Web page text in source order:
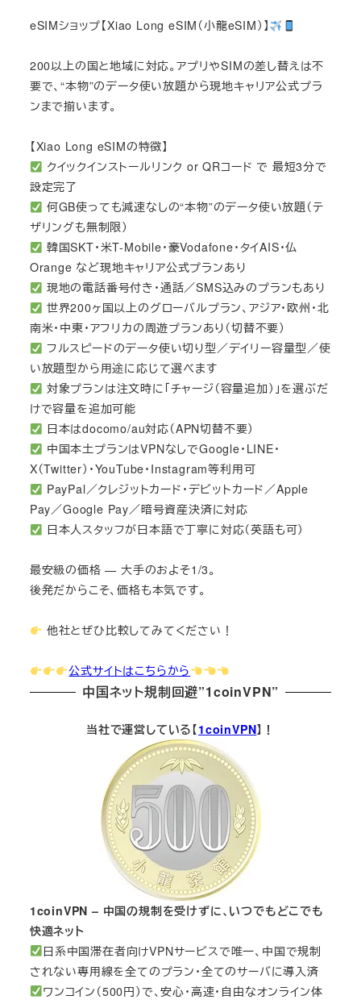
eSIMショップ【Xiao Long eSIM（小龍eSIM）】
200以上の国と地域に対応。アプリやSIMの差し替えは不
要で、“本物”のデータ使い放題から現地キャリア公式プラ
ンまで揃います。
【Xiao Long eSIMの特徴】
クイックインストールリンク or QRコード で 最短3分で
設定完了
何GB使っても減速なしの“本物”のデータ使い放題（テ
ザリングも無制限）
韓国SKT・米T-Mobile・豪Vodafone・タイAIS・仏
Orange など現地キャリア公式プランあり
現地の電話番号付き・通話／SMS込みのプランもあり
世界200ヶ国以上のグローバルプラン、アジア・欧州・北
南米・中東・アフリカの周遊プランあり（切替不要）
フルスピードのデータ使い切り型／デイリー容量型／使
い放題型から用途に応じて選べます
対象プランは注文時に「チャージ（容量追加）」を選ぶだ
けで容量を追加可能
日本はdocomo/au対応（APN切替不要）
中国本土プランはVPNなしでGoogle・LINE・
X（Twitter）・YouTube・Instagram等利用可
PayPal／クレジットカード・デビットカード／Apple
Pay／Google Pay／暗号資産決済に対応
日本人スタッフが日本語で丁寧に対応（英語も可）
最安級の価格 — 大手のおよそ1/3。
後発だからこそ、価格も本気です。
他社とぜひ比較してみてください！
公式サイトはこちらから
中国ネット規制回避”1coinVPN”
当社で運営している【1coinVPN】！
1coinVPN – 中国の規制を受けずに、いつでもどこでも
快適ネット
日系中国滞在者向けVPNサービスで唯一、中国で規制
されない専用線を全てのプラン・全てのサーバに導入済
ワンコイン（500円）で、安心・高速・自由なオンライン体